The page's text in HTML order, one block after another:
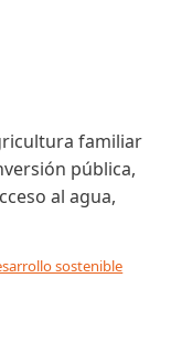
familiar
pública,
al agua,
sostenible